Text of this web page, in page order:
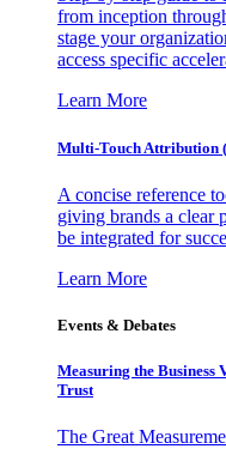
from inception
stage your
access specific
Learn More
Multi-Touch Attribution
A concise reference
giving brands a clear
be integrated for
Learn More
Events & Debates
Measuring the Business
Trust
The Great